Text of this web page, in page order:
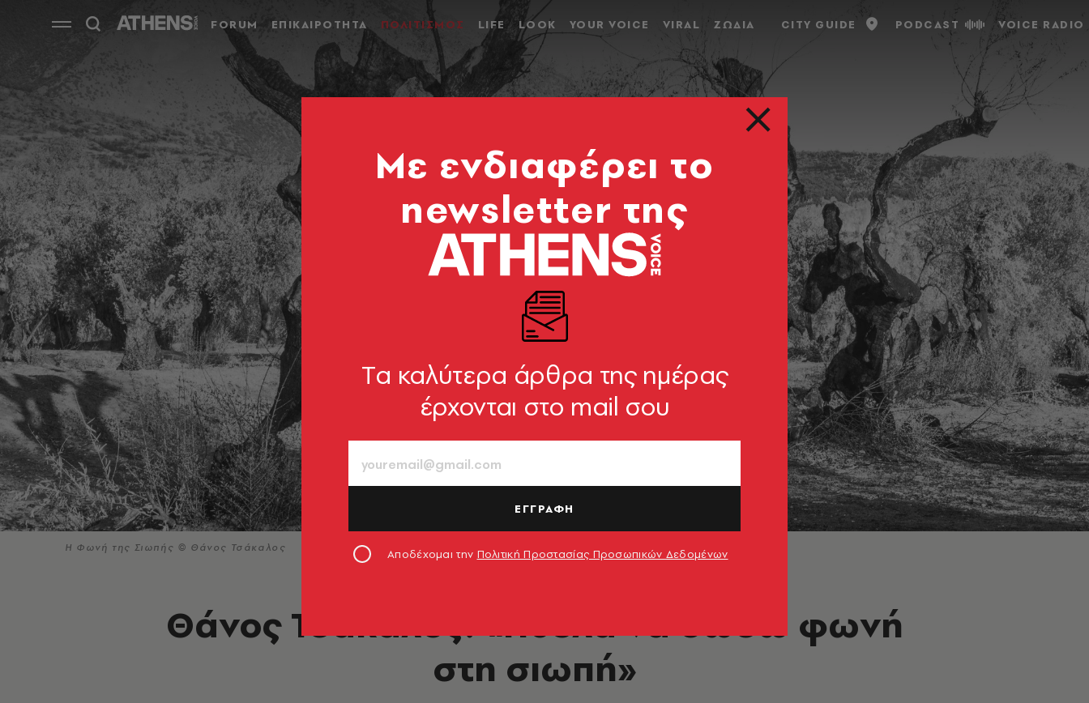
FORUM ΕΠΙΚΑΙΡΟΤΗΤΑ ΠΟΛΙΤΙΣΜΟΣ LIFE LOOK YOUR VOICE VIRAL ΖΩΔΙΑ CITY GUIDE PODCAST VOICE RADIO
Η Φωνή της Σιωπής © Θάνος Τσάκαλος
Θάνος Τσάκαλος: «Ήθελα να δώσω φωνή
στη σιωπή»
Mε ενδιαφέρει το
newsletter της
Tα καλύτερα άρθρα της ημέρας
έρχονται στο mail σου
ΕΓΓΡΑΦΗ
Αποδέχομαι την Πολιτική Προστασίας Προσωπικών Δεδομένων